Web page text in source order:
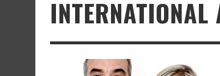
LITERATURA
UNIVERSIDAD
AUDIOVISUAL
POLÍTICA CULTURAL
ARTE
ASTRONOMÍA
TECNOLOGÍA
POLÍTICA CIENTÍFICA
MATEMÁTICAS, FÍSICA Y QUÍMICA
INTERNATIONAL